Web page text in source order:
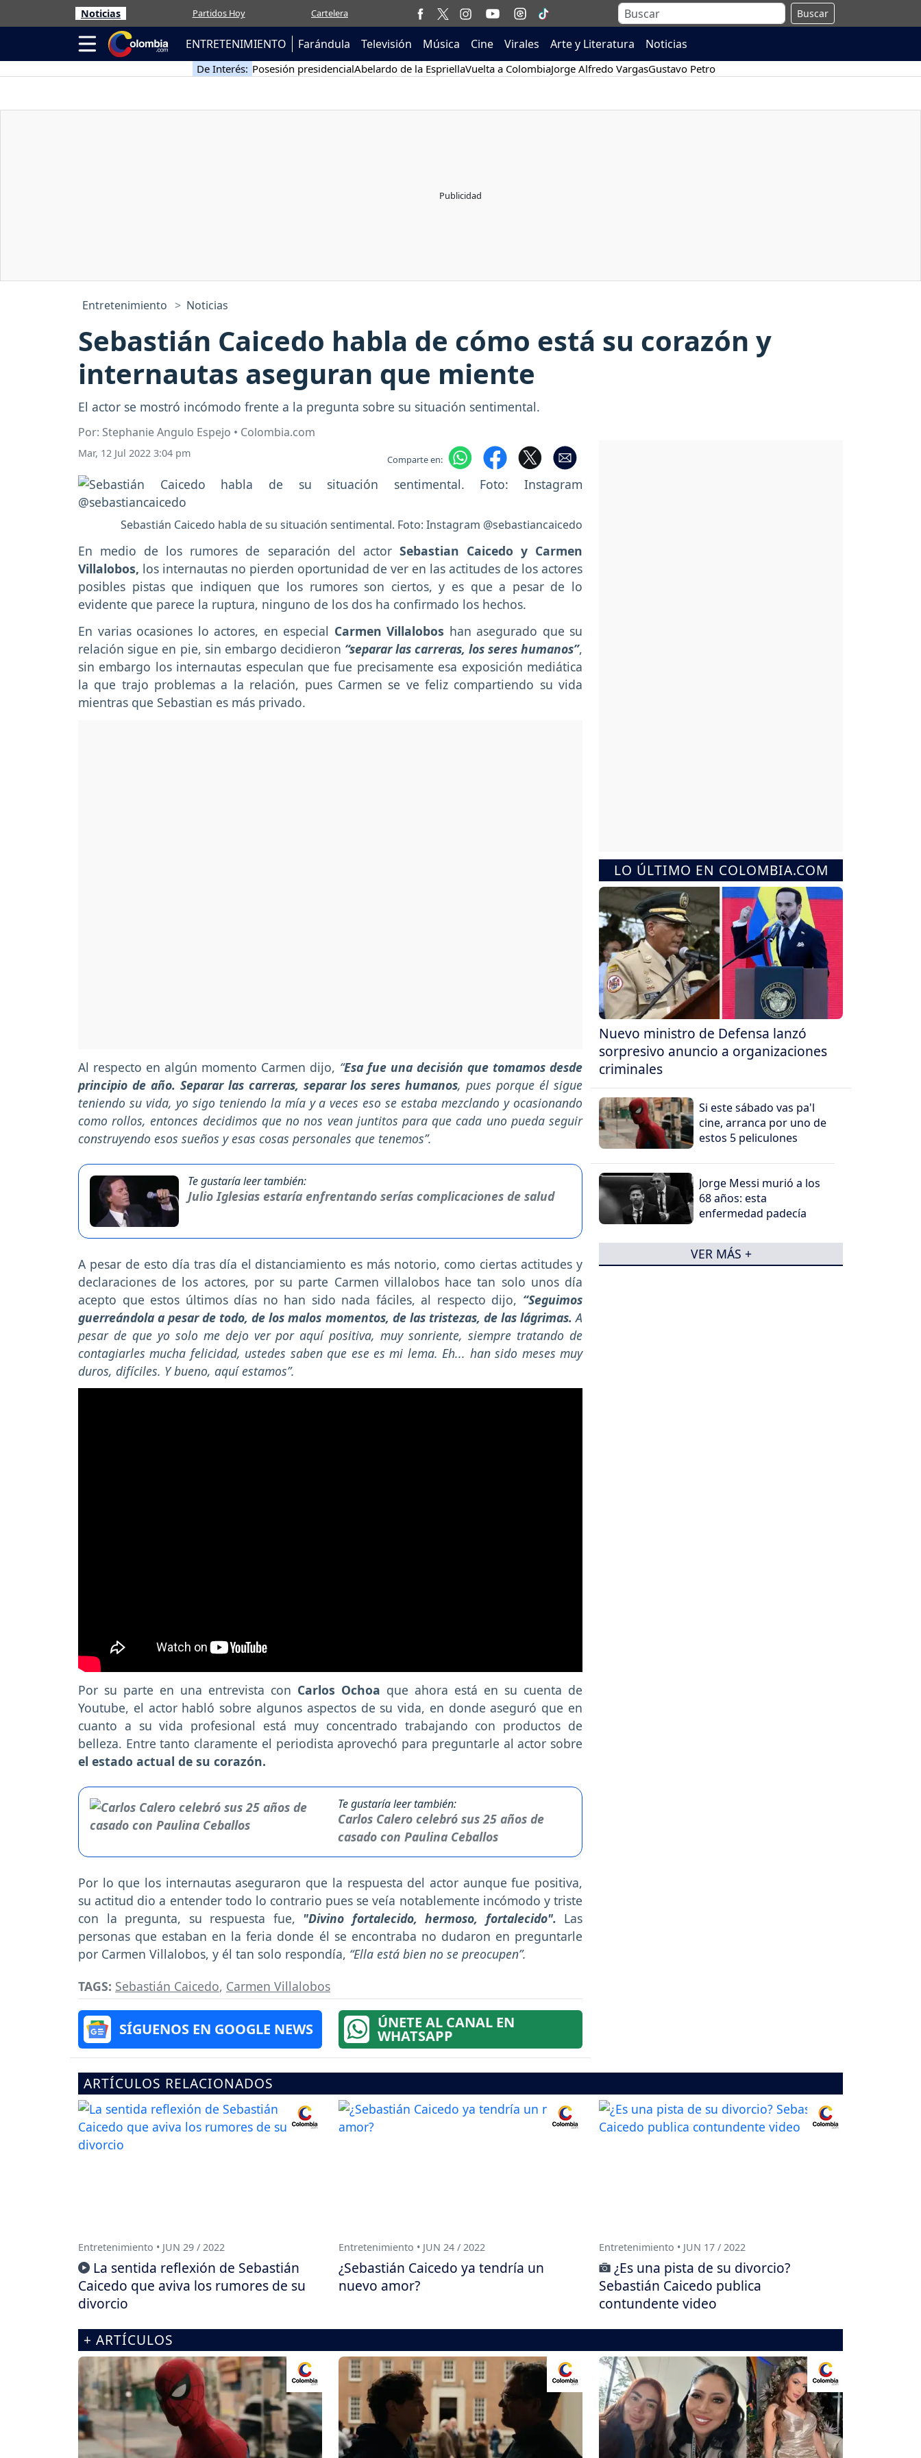
Noticias Partidos Hoy Cartelera Buscar
ENTRETENIMIENTO Farándula Televisión Música Cine Virales Arte y Literatura Noticias
De Interés: Posesión presidencialAbelardo de la EspriellaVuelta a ColombiaJorge Alfredo VargasGustavo Petro
Entretenimiento Noticias
Sebastián Caicedo habla de cómo está su corazón y
internautas aseguran que miente
El actor se mostró incómodo frente a la pregunta sobre su situación sentimental.
Por: Stephanie Angulo Espejo • Colombia.com
Mar, 12 Jul 2022 3:04 pm Comparte en:
Sebastián Caicedo habla de su situación sentimental. Foto: Instagram @sebastiancaicedo
En medio de los rumores de separación del actor Sebastian Caicedo y Carmen
Villalobos, los internautas no pierden oportunidad de ver en las actitudes de los actores
posibles pistas que indiquen que los rumores son ciertos, y es que a pesar de lo
evidente que parece la ruptura, ninguno de los dos ha confirmado los hechos.
En varias ocasiones lo actores, en especial Carmen Villalobos han asegurado que su
relación sigue en pie, sin embargo decidieron “separar las carreras, los seres humanos”,
sin embargo los internautas especulan que fue precisamente esa exposición mediática
la que trajo problemas a la relación, pues Carmen se ve feliz compartiendo su vida
mientras que Sebastian es más privado.
Al respecto en algún momento Carmen dijo, “Esa fue una decisión que tomamos desde
principio de año. Separar las carreras, separar los seres humanos, pues porque él sigue
teniendo su vida, yo sigo teniendo la mía y a veces eso se estaba mezclando y ocasionando
como rollos, entonces decidimos que no nos vean juntitos para que cada uno pueda seguir
construyendo esos sueños y esas cosas personales que tenemos”.
Te gustaría leer también:
Julio Iglesias estaría enfrentando serías complicaciones de salud
A pesar de esto día tras día el distanciamiento es más notorio, como ciertas actitudes y
declaraciones de los actores, por su parte Carmen villalobos hace tan solo unos día
acepto que estos últimos días no han sido nada fáciles, al respecto dijo, “Seguimos
guerreándola a pesar de todo, de los malos momentos, de las tristezas, de las lágrimas. A
pesar de que yo solo me dejo ver por aquí positiva, muy sonriente, siempre tratando de
contagiarles mucha felicidad, ustedes saben que ese es mi lema. Eh... han sido meses muy
duros, difíciles. Y bueno, aquí estamos”.
Por su parte en una entrevista con Carlos Ochoa que ahora está en su cuenta de
Youtube, el actor habló sobre algunos aspectos de su vida, en donde aseguró que en
cuanto a su vida profesional está muy concentrado trabajando con productos de
belleza. Entre tanto claramente el periodista aprovechó para preguntarle al actor sobre
el estado actual de su corazón.
Te gustaría leer también:
Carlos Calero celebró sus 25 años de
casado con Paulina Ceballos
Por lo que los internautas aseguraron que la respuesta del actor aunque fue positiva,
su actitud dio a entender todo lo contrario pues se veía notablemente incómodo y triste
con la pregunta, su respuesta fue, "Divino fortalecido, hermoso, fortalecido". Las
personas que estaban en la feria donde él se encontraba no dudaron en preguntarle
por Carmen Villalobos, y él tan solo respondía, “Ella está bien no se preocupen”.
TAGS: Sebastián Caicedo, Carmen Villalobos
SÍGUENOS EN GOOGLE NEWS ÚNETE AL CANAL EN
WHATSAPP
LO ÚLTIMO EN COLOMBIA.COM
Nuevo ministro de Defensa lanzó
sorpresivo anuncio a organizaciones
criminales
Si este sábado vas pa'l
cine, arranca por uno de
estos 5 peliculones
Jorge Messi murió a los
68 años: esta
enfermedad padecía
VER MÁS +
ARTÍCULOS RELACIONADOS
Entretenimiento • JUN 29 / 2022
La sentida reflexión de Sebastián
Caicedo que aviva los rumores de su
divorcio
Entretenimiento • JUN 24 / 2022
¿Sebastián Caicedo ya tendría un
nuevo amor?
Entretenimiento • JUN 17 / 2022
¿Es una pista de su divorcio?
Sebastián Caicedo publica
contundente video
+ ARTÍCULOS